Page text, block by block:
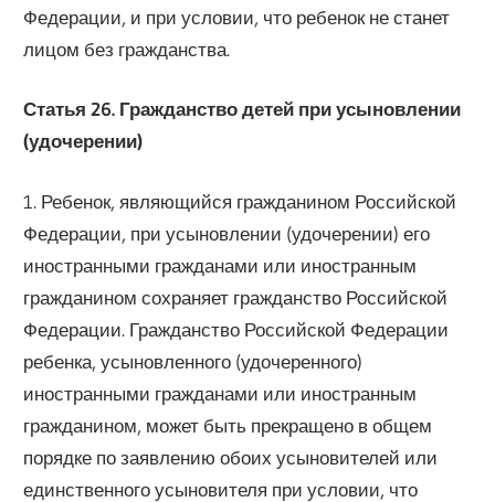
Федерации, и при условии, что ребенок не станет
лицом без гражданства.
Статья 26. Гражданство детей при усыновлении
(удочерении)
1. Ребенок, являющийся гражданином Российской
Федерации, при усыновлении (удочерении) его
иностранными гражданами или иностранным
гражданином сохраняет гражданство Российской
Федерации. Гражданство Российской Федерации
ребенка, усыновленного (удочеренного)
иностранными гражданами или иностранным
гражданином, может быть прекращено в общем
порядке по заявлению обоих усыновителей или
единственного усыновителя при условии, что